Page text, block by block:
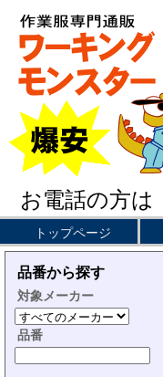
お電話の方は
トップページ
品番から探す
対象メーカー
品番